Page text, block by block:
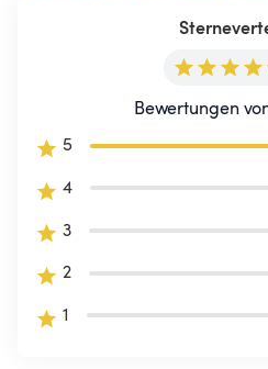
Bewertungen
5
4
3
2
1